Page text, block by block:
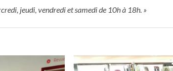
jeudi, vendredi et samedi de 10h à 18h. »